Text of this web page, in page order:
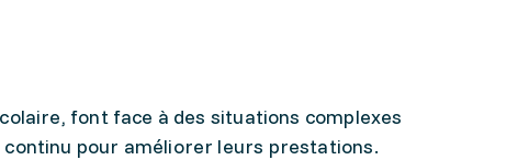
font face à des situations complexes
pour améliorer leurs prestations.